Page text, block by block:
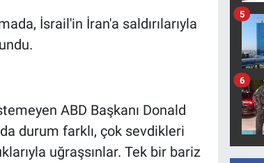
İsrail'in İran'a saldırılarıyla
ABD Başkanı Donald
durum farklı, çok sevdikleri
uğraşsınlar. Tek bir bariz
5
6